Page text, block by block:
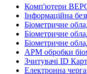
Комп'ютери
Інформаційна
Біометричне
Біометричне
Біометричне
АРМ обробки
Зчитувачі ID
Електронна черга